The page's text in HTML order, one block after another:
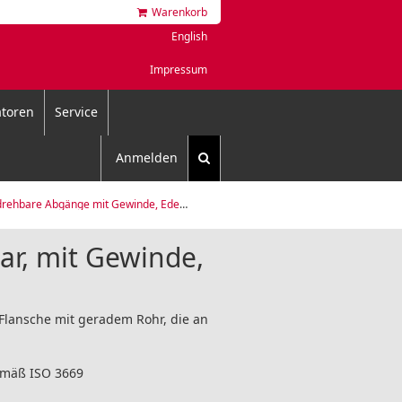
Warenkorb
English
Impressum
Service
Anmelden
Abgänge mit Gewinde, Edelstahl 304L
mit Gewinde,
mit geradem Rohr, die an
ISO 3669